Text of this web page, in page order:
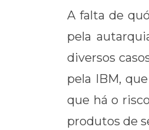
A falta de
pela
diversos
pela IBM,
que há o
produtos de